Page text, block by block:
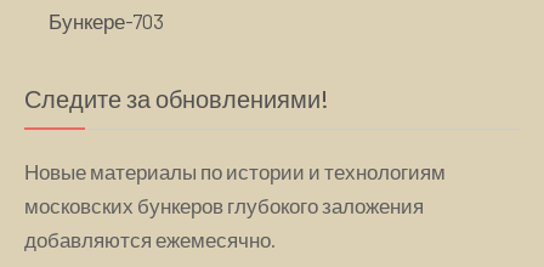
Бункере-703
Следите за обновлениями!
Новые материалы по истории и технологиям
московских бункеров глубокого заложения
добавляются ежемесячно.